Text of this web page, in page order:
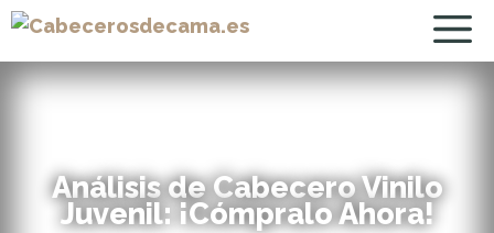
Análisis de Cabecero Vinilo
Juvenil: ¡Cómpralo Ahora!